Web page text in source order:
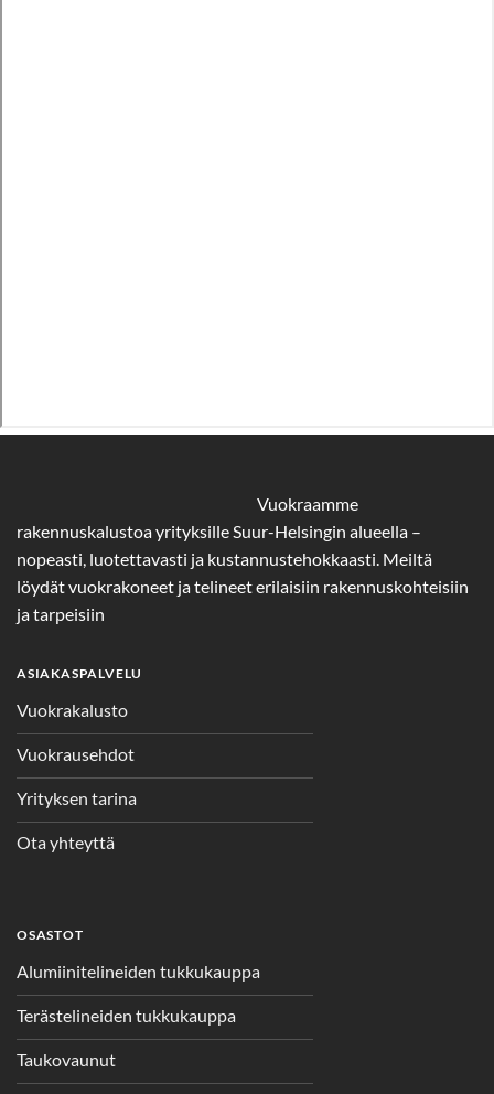
Vuokraamme
rakennuskalustoa yrityksille Suur-Helsingin alueella –
nopeasti, luotettavasti ja kustannustehokkaasti. Meiltä
löydät vuokrakoneet ja telineet erilaisiin rakennuskohteisiin
ja tarpeisiin
ASIAKASPALVELU
Vuokrakalusto
Vuokrausehdot
Yrityksen tarina
Ota yhteyttä
OSASTOT
Alumiinitelineiden tukkukauppa
Terästelineiden tukkukauppa
Taukovaunut